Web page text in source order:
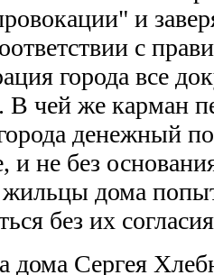
и
с
города все
чей же карман
денежный
и не без
дома
без их
Сергея